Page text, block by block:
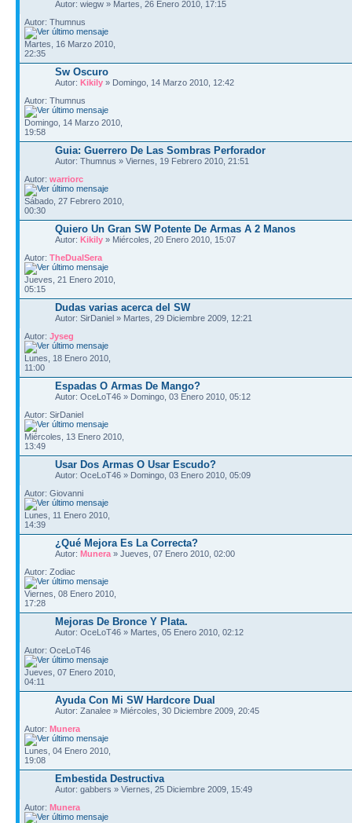
Autor: wiegw » Martes, 26 Enero 2010, 17:15
Autor: Thumnus
Martes, 16 Marzo 2010,
22:35
Sw Oscuro
Autor: Kikily » Domingo, 14 Marzo 2010, 12:42
Autor: Thumnus
Domingo, 14 Marzo 2010,
19:58
Guia: Guerrero De Las Sombras Perforador
Autor: Thumnus » Viernes, 19 Febrero 2010, 21:51
Autor: warriorc
Sábado, 27 Febrero 2010,
00:30
Quiero Un Gran SW Potente De Armas A 2 Manos
Autor: Kikily » Miércoles, 20 Enero 2010, 15:07
Autor: TheDualSera
Jueves, 21 Enero 2010,
05:15
Dudas varias acerca del SW
Autor: SirDaniel » Martes, 29 Diciembre 2009, 12:21
Autor: Jyseg
Lunes, 18 Enero 2010,
11:00
Espadas O Armas De Mango?
Autor: OceLoT46 » Domingo, 03 Enero 2010, 05:12
Autor: SirDaniel
Miércoles, 13 Enero 2010,
13:49
Usar Dos Armas O Usar Escudo?
Autor: OceLoT46 » Domingo, 03 Enero 2010, 05:09
Autor: Giovanni
Lunes, 11 Enero 2010,
14:39
¿Qué Mejora Es La Correcta?
Autor: Munera » Jueves, 07 Enero 2010, 02:00
Autor: Zodiac
Viernes, 08 Enero 2010,
17:28
Mejoras De Bronce Y Plata.
Autor: OceLoT46 » Martes, 05 Enero 2010, 02:12
Autor: OceLoT46
Jueves, 07 Enero 2010,
04:11
Ayuda Con Mi SW Hardcore Dual
Autor: Zanalee » Miércoles, 30 Diciembre 2009, 20:45
Autor: Munera
Lunes, 04 Enero 2010,
19:08
Embestida Destructiva
Autor: gabbers » Viernes, 25 Diciembre 2009, 15:49
Autor: Munera